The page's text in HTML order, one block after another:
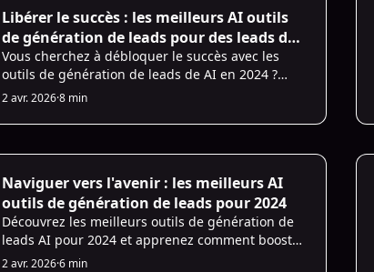
AI for Sales
Libérer le succès : les meilleurs AI outils
de génération de leads pour des leads de
haute qualité en 2024
Vous cherchez à débloquer le succès avec les
outils de génération de leads de AI en 2024 ?
Découvrez les meilleurs outils AI pour booster vos
leads de haute qualité.
2 avr. 2026·8 min
AI for Sales
Naviguer vers l'avenir : les meilleurs AI
outils de génération de leads pour 2024
Découvrez les meilleurs outils de génération de
leads AI pour 2024 et apprenez comment booster
vos efforts de génération de leads avec les
2 avr. 2026·6 min